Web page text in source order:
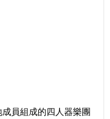
員組成的四人器樂團